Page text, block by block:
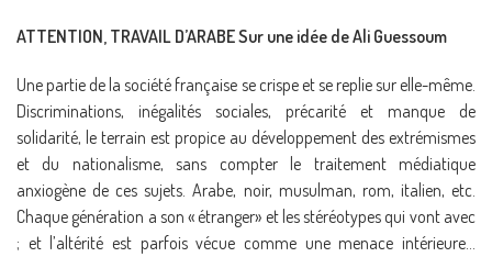
ATTENTION, TRAVAIL D’ARABE Sur une idée de Ali Guessoum
Une partie de la société française se crispe et se replie sur elle-même.
Discriminations, inégalités sociales, précarité et manque de
solidarité, le terrain est propice au développement des extrémismes
et du nationalisme, sans compter le traitement médiatique
anxiogène de ces sujets. Arabe, noir, musulman, rom, italien, etc.
Chaque génération a son « étranger» et les stéréotypes qui vont avec
; et l’altérité est parfois vécue comme une menace intérieure…